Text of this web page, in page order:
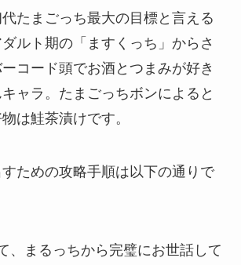
たまごっち最大の目標と言える
ルト期の「ますくっち」からさ
コード頭でお酒とつまみが好き
ャラ。たまごっちボンによると
は鮭茶漬けです。
ための攻略手順は以下の通りで
、まるっちから完璧にお世話して